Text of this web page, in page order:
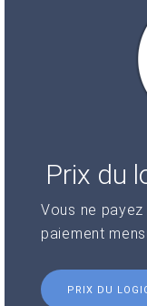
Prix du
Vous ne payez
paiement
PRIX DU